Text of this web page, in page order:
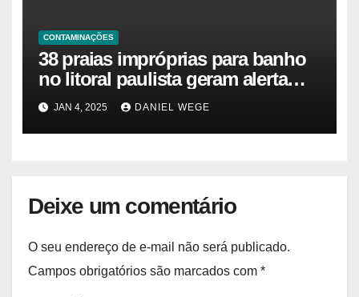
CONTAMINAÇÕES
38 praias impróprias para banho
no litoral paulista geram alerta
ambiental e de saúde pública
JAN 4, 2025 DANIEL WEGE
Deixe um comentário
O seu endereço de e-mail não será publicado.
Campos obrigatórios são marcados com *